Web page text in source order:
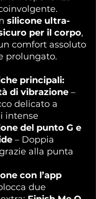
silicone ultra-
per il corpo,
comfort assoluto
prolungato.
principali:
di vibrazione –
delicato a
intense
del punto G e
– Doppia
alla punta
con l’app
due